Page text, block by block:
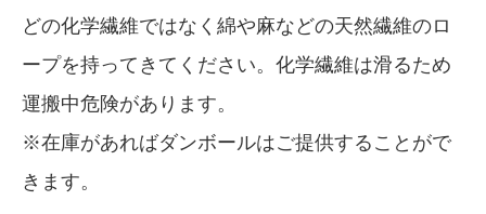
どの化学繊維ではなく綿や麻などの天然繊維のロ
ープを持ってきてください。化学繊維は滑るため
運搬中危険があります。
※在庫があればダンボールはご提供することがで
きます。